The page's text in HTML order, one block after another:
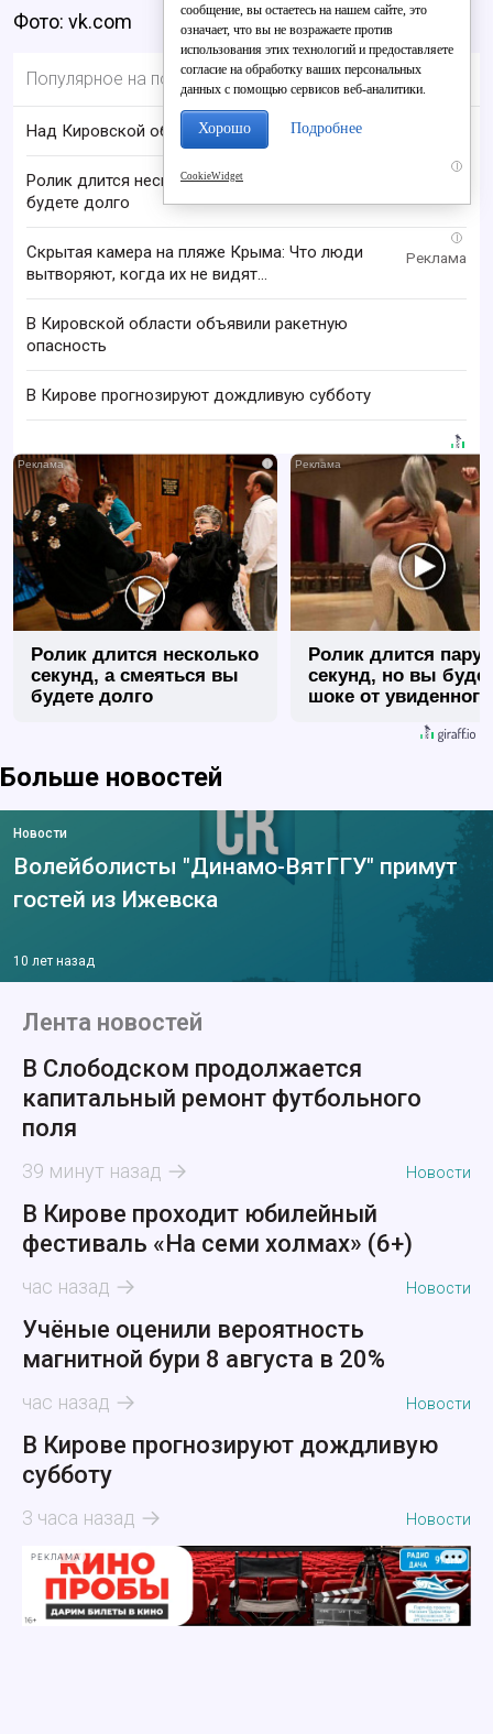
Фото: vk.com
Популярное на портале
Над Кировской областью сбили БПЛА
i
Ролик длится несколько секунд, а смеяться вы
будете долго
i
Скрытая камера на пляже Крыма: Что люди
вытворяют, когда их не видят...
В Кировской области объявили ракетную
опасность
В Кирове прогнозируют дождливую субботу
i
Ролик длится несколько
секунд, а смеяться вы
будете долго
Ролик длится пару
секунд, но вы
шоке от увиденного
Больше новостей
Новости
Волейболисты "Динамо-ВятГГУ" примут
гостей из Ижевска
10 лет назад
Лента новостей
В Слободском продолжается
капитальный ремонт футбольного
поля
39 минут назад Новости
В Кирове проходит юбилейный
фестиваль «На семи холмах» (6+)
час назад Новости
Учёные оценили вероятность
магнитной бури 8 августа в 20%
час назад Новости
В Кирове прогнозируют дождливую
субботу
3 часа назад Новости
РЕКЛАМА
сообщение, вы остаетесь на нашем сайте, это
означает, что вы не возражаете против
использования этих технологий и предоставляете
согласие на обработку ваших персональных
данных с помощью сервисов веб-аналитики.
Хорошо Подробнее
CookieWidget